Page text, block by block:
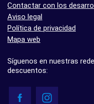
Contactar con los
Aviso legal
Política de privacidad
Mapa web
Síguenos en nuestras
descuentos: